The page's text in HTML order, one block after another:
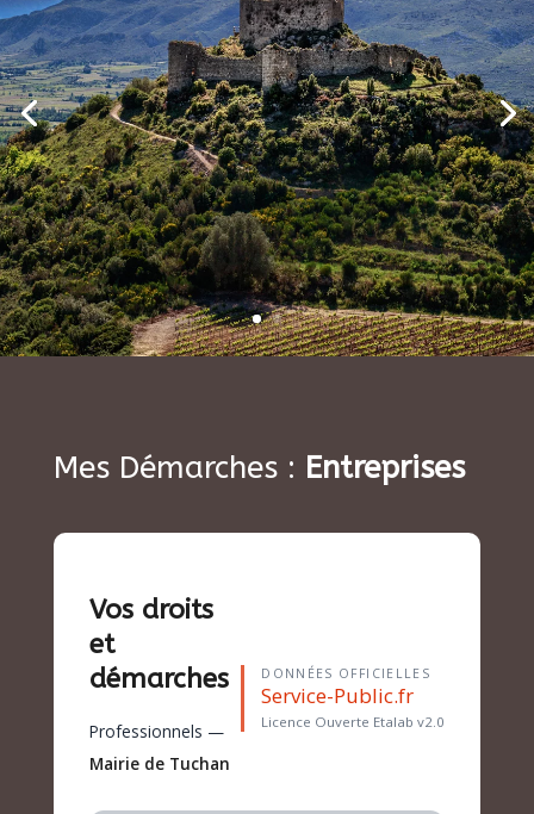
Mes Démarches : Entreprises
Vos droits
et
démarches
Professionnels —
Mairie de Tuchan
DONNÉES OFFICIELLES
Service-Public.fr
Licence Ouverte Etalab v2.0